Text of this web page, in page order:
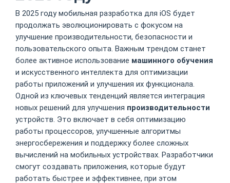
В 2025 году мобильная разработка для iOS будет
продолжать эволюционировать с фокусом на
улучшение производительности, безопасности и
пользовательского опыта. Важным трендом станет
более активное использование машинного обучения
и искусственного интеллекта для оптимизации
работы приложений и улучшения их функционала.
Одной из ключевых тенденций является интеграция
новых решений для улучшения производительности
устройств. Это включает в себя оптимизацию
работы процессоров, улучшенные алгоритмы
энергосбережения и поддержку более сложных
вычислений на мобильных устройствах. Разработчики
смогут создавать приложения, которые будут
работать быстрее и эффективнее, при этом